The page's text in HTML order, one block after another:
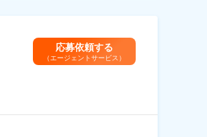
応募依頼する
（エージェントサービス）